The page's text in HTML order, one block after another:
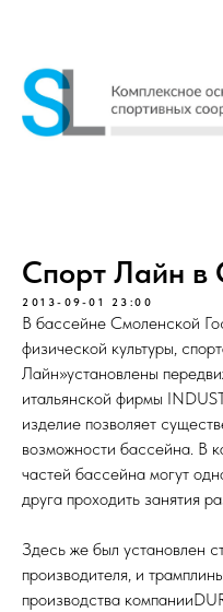
Спорт Лайн в
2013-09-01 23:00
В бассейне Смоленской
физической культуры,
Лайн»установлены
итальянской фирмы
изделие позволяет
возможности бассейна. В
частей бассейна могут
друга проходить занятия
Здесь же был установлен
производителя, и
производства